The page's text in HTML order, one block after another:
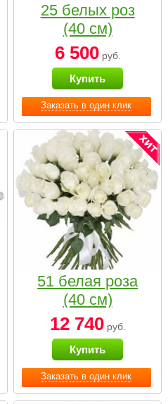
Заказать в один клик
25 белых роз
(40 см)
6 500руб.
Купить
Заказать в один клик
51 белая роза
(40 см)
12 740руб.
Купить